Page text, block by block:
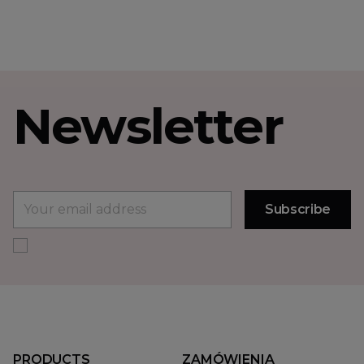
Newsletter
PRODUCTS ZAMÓWIENIA